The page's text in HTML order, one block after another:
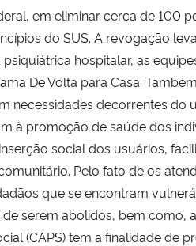
em eliminar cerca de 100
do SUS. A revogação
hospitalar, as
De Volta para Casa.
necessidades decorrentes do
à promoção de saúde dos
social dos usuários,
Pelo fato de os
que se encontram
serem abolidos, bem como,
(CAPS) tem a finalidade de